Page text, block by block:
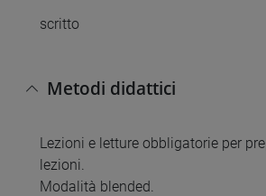
scritto
Metodi didattici
Lezioni e letture obbligatorie per
lezioni.
Modalità blended.